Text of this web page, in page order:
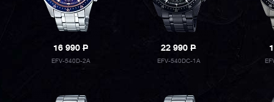
16 990P
EFV-540D-2A
22 990P
EFV-540DC-1A